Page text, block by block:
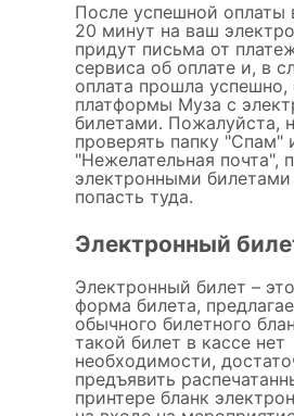
После успешной оплаты
20 минут на ваш
придут письма от
сервиса об оплате и, в
оплата прошла успешно,
платформы Муза с
билетами. Пожалуйста,
проверять папку "Спам"
"Нежелательная почта",
электронными
попасть туда.
Электронный
Электронный билет –
форма билета,
обычного билетного
такой билет в кассе нет
необходимости,
предъявить
принтере бланк